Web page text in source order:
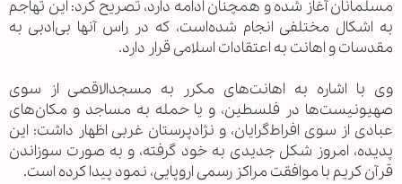
مسلمانان آغاز شده و همچنان ادامه دارد، تصریح کرد: این تهاجم
به اشکال مختلفی انجام شده‌است، که در راس آنها بی‌‌ادبی به
مقدسات و اهانت به اعتقادات اسلامی قرار دارد.
وی با اشاره به اهانت‌های مکرر به مسجدالاقصی از سوی
صهیونیست‌ها در فلسطین، و یا حمله به مساجد و مکان‌های
عبادی از سوی افراط‌‌گرایان، و نژادپرستان غربی اظهار داشت: این
پدیده، امروز شکل جدیدی به خود گرفته، و به صورت سوزاندن
قرآن کریم با موافقت مراکز رسمی اروپایی، نمود پیدا کرده است.